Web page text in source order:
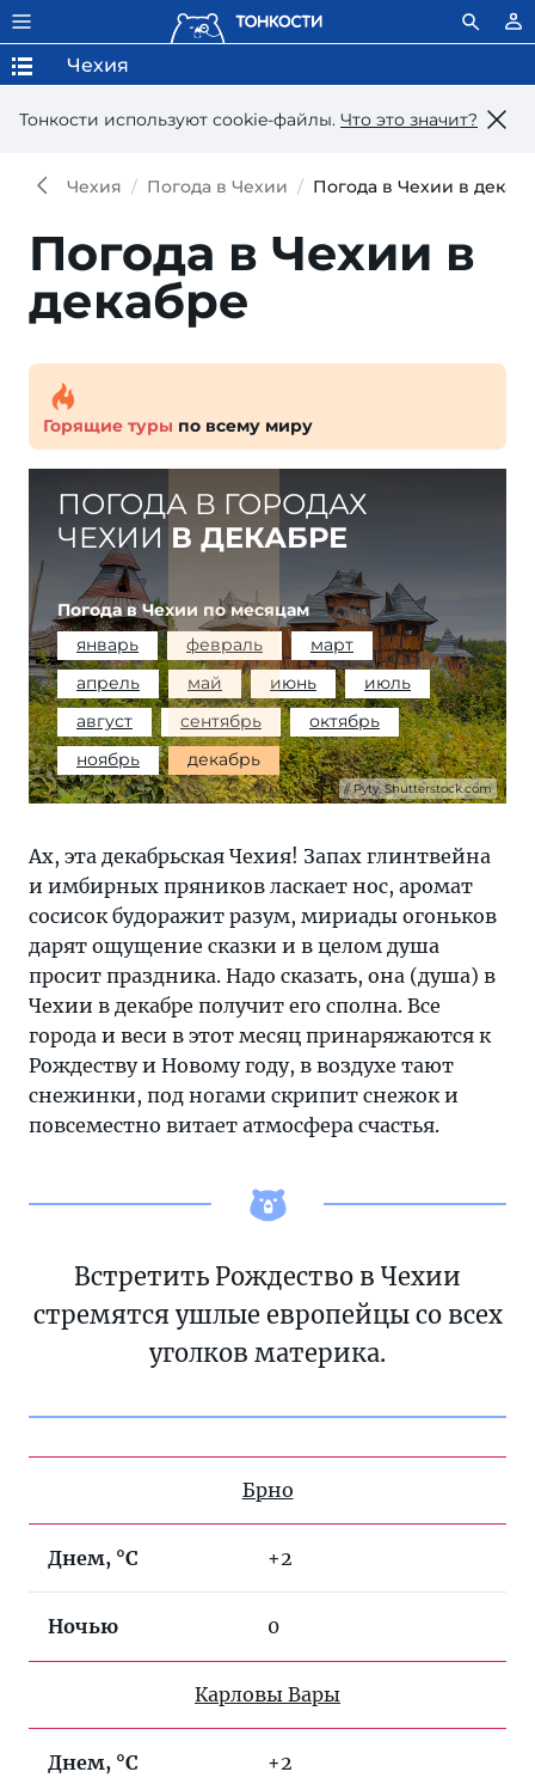
Тонкости используют сookie-файлы. Что это значит?
Чехия
Чехия Погода в Чехии Погода в Чехии в
Погода в Чехии в
декабре
Горящие туры по всему миру
Pyty, Shutterstock.com
ПОГОДА В ГОРОДАХ
ЧЕХИИ В ДЕКАБРЕ
Погода в Чехии по месяцам
январь
февраль
март
апрель
май июнь
июль
август
сентябрь
октябрь
ноябрь
декабрь
Ах, эта декабрьская Чехия! Запах глинтвейна
и имбирных пряников ласкает нос, аромат
сосисок будоражит разум, мириады огоньков
дарят ощущение сказки и в целом душа
просит праздника. Надо сказать, она (душа) в
Чехии в декабре получит его сполна. Все
города и веси в этот месяц принаряжаются к
Рождеству и Новому году, в воздухе тают
снежинки, под ногами скрипит снежок и
повсеместно витает атмосфера счастья.
Встретить Рождество в Чехии
стремятся ушлые европейцы со всех
уголков материка.
Брно
Днем, °C +2
Ночью ⁤0
Карловы Вары
Днем, °C +2